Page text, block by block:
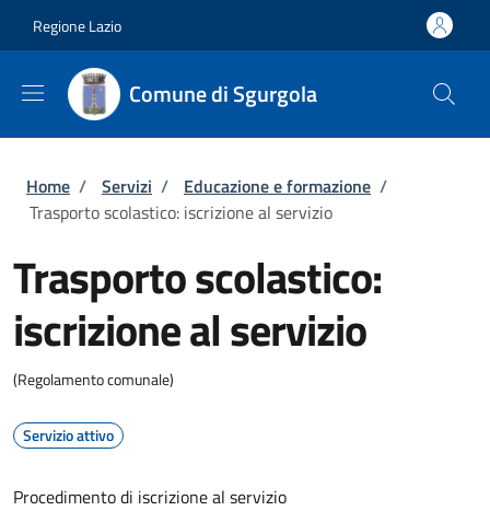
Regione Lazio
Comune di Sgurgola
Briciole di pane
Home / Servizi / Educazione e formazione /
Trasporto scolastico: iscrizione al servizio
Trasporto scolastico:
iscrizione al servizio
(Regolamento comunale)
Servizio attivo
Procedimento di iscrizione al servizio